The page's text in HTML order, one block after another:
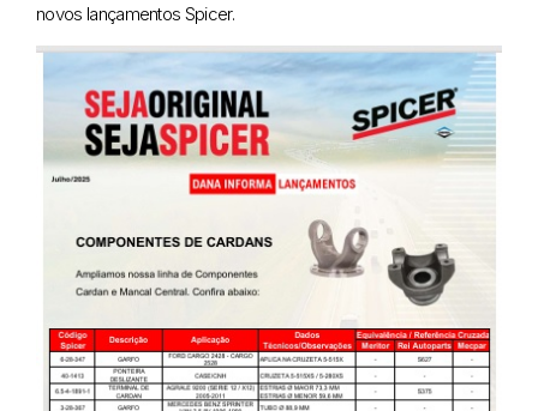
novos lançamentos Spicer.